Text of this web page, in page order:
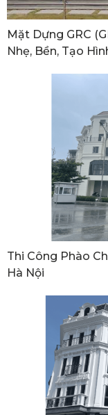
Mặt Dựng GRC
Nhẹ, Bền, Tạo
Thi Công Phào
Hà Nội